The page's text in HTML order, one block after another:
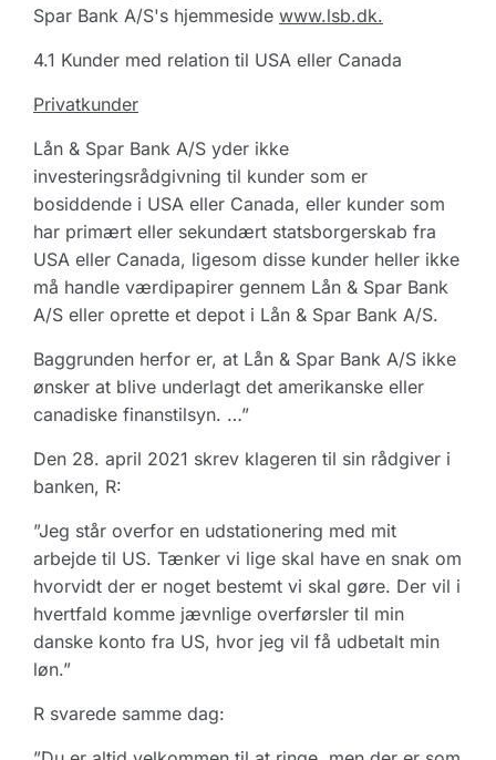
Spar Bank A/S's hjemmeside www.lsb.dk.
4.1 Kunder med relation til USA eller Canada
Privatkunder
Lån & Spar Bank A/S yder ikke
investeringsrådgivning til kunder som er
bosiddende i USA eller Canada, eller kunder som
har primært eller sekundært statsborgerskab fra
USA eller Canada, ligesom disse kunder heller ikke
må handle værdipapirer gennem Lån & Spar Bank
A/S eller oprette et depot i Lån & Spar Bank A/S.
Baggrunden herfor er, at Lån & Spar Bank A/S ikke
ønsker at blive underlagt det amerikanske eller
canadiske finanstilsyn. …”
Den 28. april 2021 skrev klageren til sin rådgiver i
banken, R:
”Jeg står overfor en udstationering med mit
arbejde til US. Tænker vi lige skal have en snak om
hvorvidt der er noget bestemt vi skal gøre. Der vil i
hvertfald komme jævnlige overførsler til min
danske konto fra US, hvor jeg vil få udbetalt min
løn.”
R svarede samme dag: